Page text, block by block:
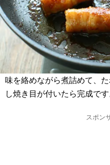
味を絡めながら煮詰めて、
し焼き目が付いたら完成です
スポン